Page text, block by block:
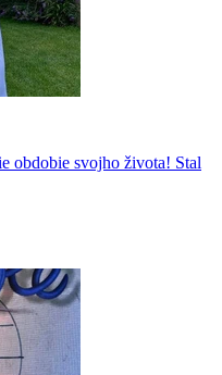
obdobie svojho života! Stal